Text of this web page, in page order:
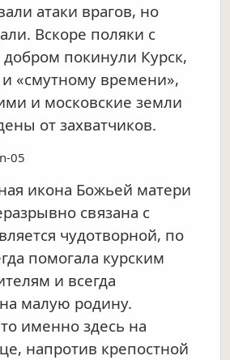
атаки врагов, но
Вскоре поляки с
покинули Курск,
«смутному времени»,
и московские земли
от захватчиков.
05
икона Божьей матери
связана с
чудотворной, по
помогала курским
и всегда
малую родину.
именно здесь на
напротив крепостной